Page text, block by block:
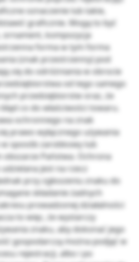
oznaczenie lub takie,
graficznie. Mogą to być
ornament, kompozycja
forma w tym forma
(znak przestrzenny) pod
się do odróżniania w obrocie
od tego samego
przedsiębiorstw oraz, że
co do właściwości towaru.
ochronnego na znak
prawo wyłącznego używania
sposób zarobkowy lub
obszarze Państwa. Ochrona
jest na rzecz
przy zgłoszeniu znaku do
składanie żadnych
prowadzonej działalności
to więc, że wystarczy
znaku, aby dokonać jego
gospodarczą można podjąć w
rejestracji, albo i po